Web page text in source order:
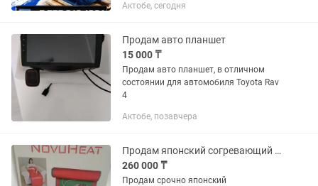
Актобе, сегодня
Продам авто планшет
15 000 ₸
Продам авто планшет, в отличном
состоянии для автомобиля Toyota Rav
4
Актобе, позавчера
Продам японский согревающий коврик
260 000 ₸
Продам срочно японский